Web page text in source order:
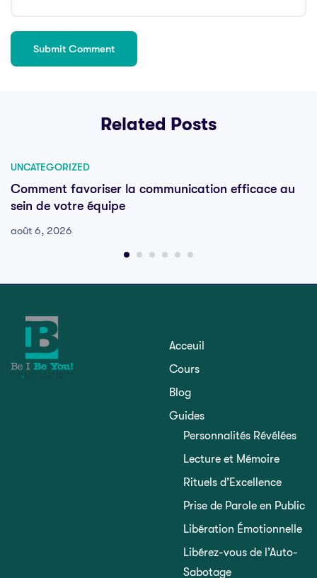
Related Posts
UNCATEGORIZED
Comment favoriser la communication efficace au
sein de votre équipe
août 6, 2026
Acceuil
Cours
Blog
Guides
Personnalités Révélées
Lecture et Mémoire
Rituels d’Excellence
Prise de Parole en Public
Libération Émotionnelle
Libérez-vous de l’Auto-
Sabotage